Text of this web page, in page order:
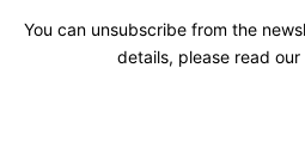
You can unsubscribe from the
details, please read